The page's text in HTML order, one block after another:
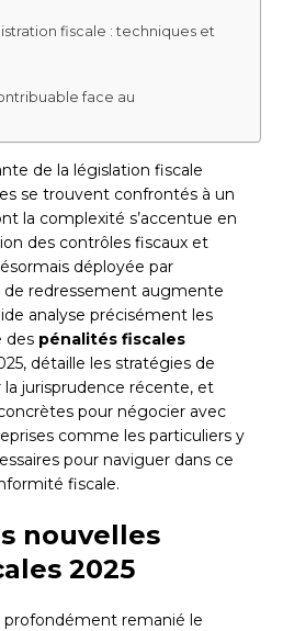
fiscale : techniques et
face au
de la législation fiscale
se trouvent confrontés à un
la complexité s’accentue en
des contrôles fiscaux et
déployée par
de redressement augmente
analyse précisément les
des pénalités fiscales
détaille les stratégies de
la jurisprudence récente, et
pour négocier avec
comme les particuliers y
pour naviguer dans ce
fiscale.
nouvelles
2025
profondément remanié le